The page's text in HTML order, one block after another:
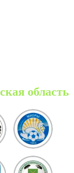
область